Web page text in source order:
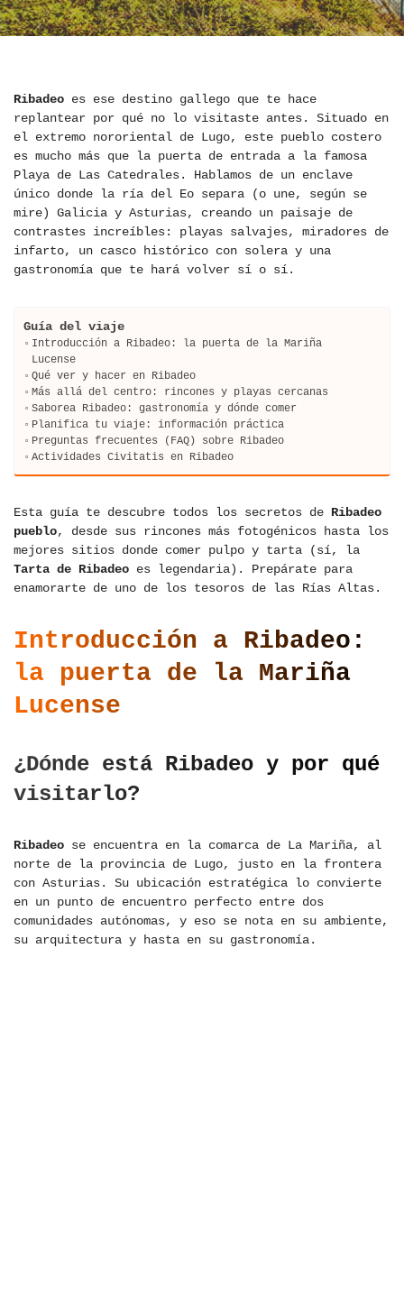
Ribadeo es ese destino gallego que te hace
replantear por qué no lo visitaste antes. Situado en
el extremo nororiental de Lugo, este pueblo costero
es mucho más que la puerta de entrada a la famosa
Playa de Las Catedrales. Hablamos de un enclave
único donde la ría del Eo separa (o une, según se
mire) Galicia y Asturias, creando un paisaje de
contrastes increíbles: playas salvajes, miradores de
infarto, un casco histórico con solera y una
gastronomía que te hará volver sí o sí.
Guía del viaje
Introducción a Ribadeo: la puerta de la Mariña
Lucense
Qué ver y hacer en Ribadeo
Más allá del centro: rincones y playas cercanas
Saborea Ribadeo: gastronomía y dónde comer
Planifica tu viaje: información práctica
Preguntas frecuentes (FAQ) sobre Ribadeo
Actividades Civitatis en Ribadeo
Esta guía te descubre todos los secretos de Ribadeo
pueblo, desde sus rincones más fotogénicos hasta los
mejores sitios donde comer pulpo y tarta (sí, la
Tarta de Ribadeo es legendaria). Prepárate para
enamorarte de uno de los tesoros de las Rías Altas.
Introducción a Ribadeo:
la puerta de la Mariña
Lucense
¿Dónde está Ribadeo y por qué
visitarlo?
Ribadeo se encuentra en la comarca de La Mariña, al
norte de la provincia de Lugo, justo en la frontera
con Asturias. Su ubicación estratégica lo convierte
en un punto de encuentro perfecto entre dos
comunidades autónomas, y eso se nota en su ambiente,
su arquitectura y hasta en su gastronomía.